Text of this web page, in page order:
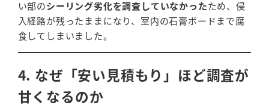
い部のシーリング劣化を調査していなかったため、侵
入経路が残ったままになり、室内の石膏ボードまで腐
食してしまいました。
4. なぜ「安い見積もり」ほど調査が
甘くなるのか